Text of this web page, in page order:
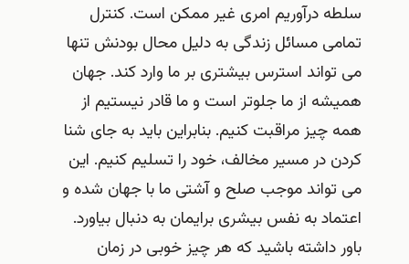
سلطه درآوریم امری غیر ممکن است. کنترل
تمامی مسائل زندگی به دلیل محال بودنش تنها
می تواند استرس بیشتری بر ما وارد کند. جهان
همیشه از ما جلوتر است و ما قادر نیستیم از
همه چیز مراقبت کنیم. بنابراین باید به جای شنا
کردن در مسیر مخالف، خود را تسلیم کنیم. این
می تواند موجب صلح و آشتی ما با جهان شده و
اعتماد به نفس بیشری برایمان به دنبال بیاورد.
باور داشته باشید که هر چیز خوبی در زمان